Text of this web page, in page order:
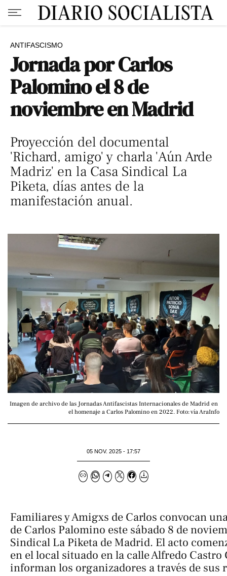
ANTIFASCISMO
Jornada por Carlos
Palomino el 8 de
noviembre en Madrid
Proyección del documental
'Richard, amigo' y charla 'Aún Arde
Madriz' en la Casa Sindical La
Piketa, días antes de la
manifestación anual.
Imagen de archivo de las Jornadas Antifascistas Internacionales de Madrid en
el homenaje a Carlos Palomino en 2022. Foto: vía AraInfo
05 NOV. 2025 - 17:57
Familiares y Amigxs de Carlos convocan
de Carlos Palomino este sábado 8 de
Sindical La Piketa de Madrid. El acto
en el local situado en la calle Alfredo Castro
informan los organizadores a través de sus